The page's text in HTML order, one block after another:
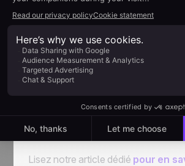
dans votre logiciel de
prospection
Une fois que vous disposez de votre
prospects,l'étape suivante
ou à l'ajouter à votre
importante, car un tel logiciel
processus de gestion de vos
avancer dans le processus de
Lisez notre article dédié pour en